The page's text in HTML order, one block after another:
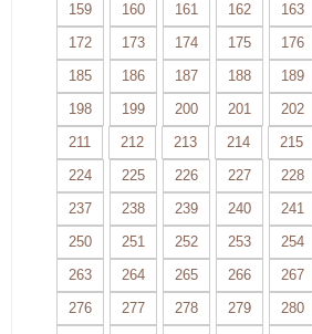
159
160 161 162 163
172
173 174 175 176
185
186 187 188 189
198
199 200 201 202
211
212 213 214 215
224
225 226 227 228
237
238 239 240 241
250
251 252 253 254
263
264 265 266 267
276
277 278 279 280